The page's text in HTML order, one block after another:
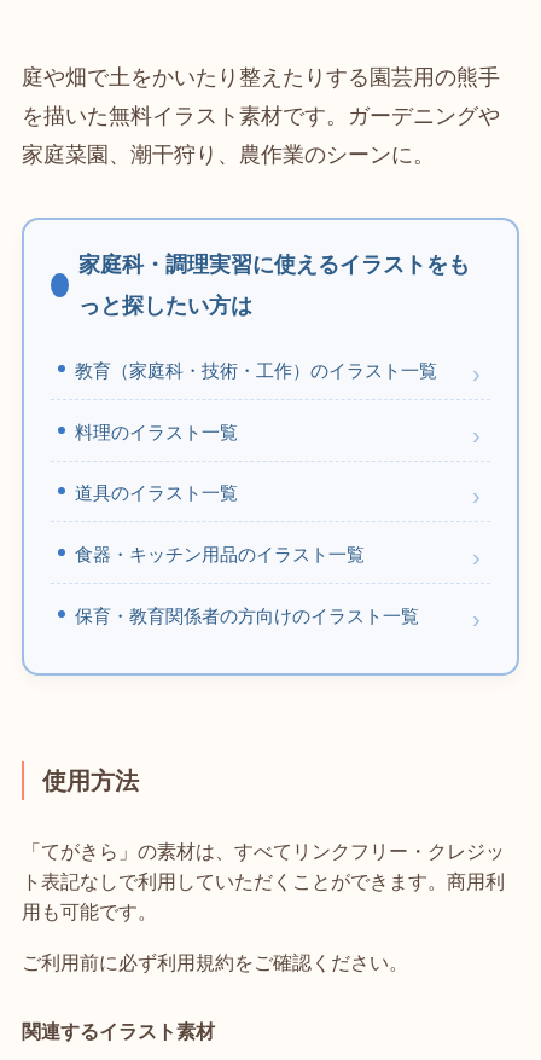
庭や畑で土をかいたり整えたりする園芸用の熊手
を描いた無料イラスト素材です。ガーデニングや
家庭菜園、潮干狩り、農作業のシーンに。
家庭科・調理実習に使えるイラストをも
っと探したい方は
教育（家庭科・技術・工作）のイラスト一覧
料理のイラスト一覧
道具のイラスト一覧
食器・キッチン用品のイラスト一覧
保育・教育関係者の方向けのイラスト一覧
使用方法
「てがきら」の素材は、すべてリンクフリー・クレジッ
ト表記なしで利用していただくことができます。商用利
用も可能です。
ご利用前に必ず利用規約をご確認ください。
関連するイラスト素材